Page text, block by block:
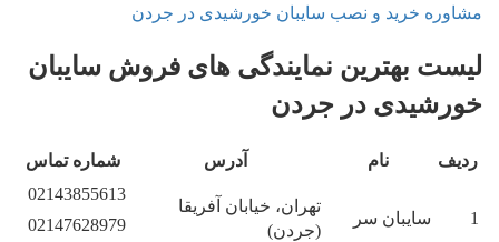
مشاوره خرید و نصب سایبان خورشیدی در جردن
لیست بهترین نمایندگی های فروش سایبان
خورشیدی در جردن
ردیف نام آدرس شماره تماس
1 سایبان سر
تهران، خیابان آفریقا
(جردن)
02143855613
02147628979